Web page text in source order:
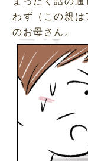
わず（この親
のお母さん。